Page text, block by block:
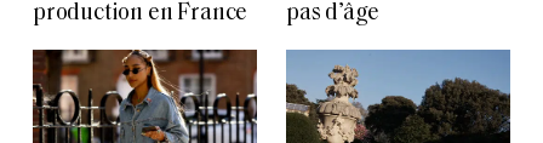
production en France
pas d’âge